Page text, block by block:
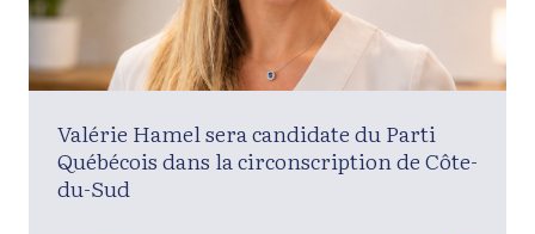
Valérie Hamel sera candidate du Parti
Québécois dans la circonscription de Côte-
du-Sud